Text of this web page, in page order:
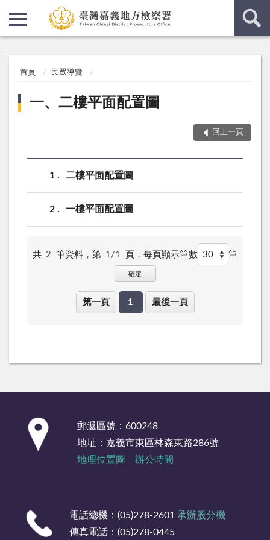
首頁 民眾導覽
一、二樓平面配置圖
回上一頁
1 二樓平面配置圖
2 一樓平面配置圖
共 2 筆資料，第 1/1 頁， 每頁顯示筆數 筆
確定
第一頁 1 最後一頁
郵遞區號：600248
地址：嘉義市東區林森東路286號
地理位置圖
辦公時間
電話總機：(05)278-2601 承辦股分機
傳真電話：(05)278-0445